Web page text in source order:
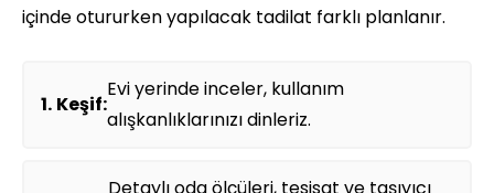
içinde otururken yapılacak tadilat farklı planlanır.
Keşif:
Evi yerinde inceler, kullanım
alışkanlıklarınızı dinleriz.